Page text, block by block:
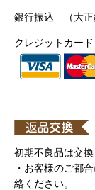
銀行振込 （大正
クレジットカー
初期不良品は交換
・お客様のご都
絡ください。